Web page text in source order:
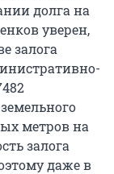
долга на
уверен,
залога
метров на
залога
даже в